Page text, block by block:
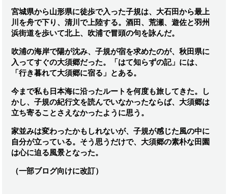
宮城県から山形県に徒歩で入った子規は、大石田から最上
川を舟で下り、清川で上陸する。酒田、荒瀬、遊佐と羽州
浜街道を歩いて北上、吹浦で冒頭の句を詠んだ。
吹浦の海岸で陽が沈み、子規が宿を求めたのが、秋田県に
入ってすぐの大須郷だった。「はて知らずの記」には、
「行き暮れて大須郷に宿る」とある。
今まで私も日本海に沿ったルートを何度も旅してきた。し
かし、子規の紀行文を読んでいなかったならば、大須郷は
立ち寄ることさえなかったように思う。
家並みは変わったかもしれないが、子規が感じた風の中に
自分が立っている。そう思うだけで、大須郷の素朴な田園
は心に迫る風景となった。
（一部ブログ向けに改訂）